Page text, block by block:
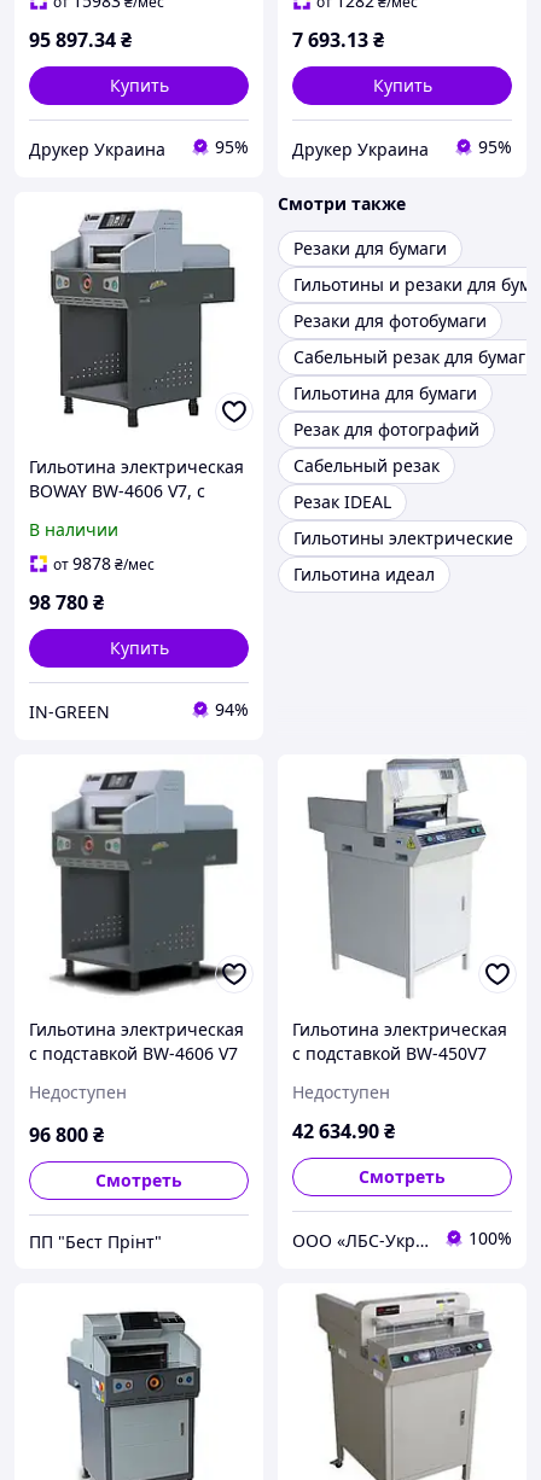
95 897.34₴
Купить
Друкер Украина 95%
7 693.13₴
Купить
Друкер Украина 95%
Гильотина электрическая
BOWAY BW-4606 V7, с
В наличии
от9878₴/мес
98 780₴
Купить
IN-GREEN 94%
Смотри также
Резаки для бумаги
Гильотины и резаки для
Резаки для фотобумаги
Сабельный резак для бумаги
Гильотина для бумаги
Резак для фотографий
Сабельный резак
Резак IDEAL
Гильотины электрические
Гильотина идеал
Гильотина электрическая
с подставкой BW-4606 V7
Недоступен
96 800₴
Смотреть
ПП "Бест Прінт"
Гильотина электрическая
с подставкой BW-450V7
Недоступен
42 634.90₴
Смотреть
ООО «ЛБС-Україна» 100%